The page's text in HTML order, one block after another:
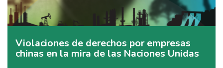
Violaciones de derechos por empresas
chinas en la mira de las Naciones Unidas